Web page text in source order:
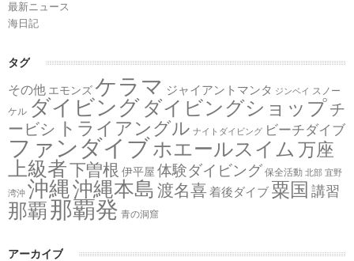
最新ニュース
海日記
タグ
その他 エモンズ ケラマ ジャイアントマンタ ジンベイ スノー
ケル ダイビング ダイビングショップチ
ービシ トライアングル ナイトダイビング ビーチダイブ
ファンダイブホエールスイム 万座
上級者下曽根 伊平屋 体験ダイビング 保全活動 北部 宜野
湾沖 沖縄沖縄本島 渡名喜 着後ダイブ 粟国 講習
那覇 那覇発 青の洞窟
アーカイブ